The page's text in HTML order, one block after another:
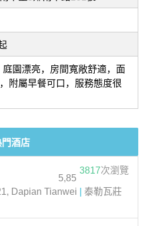
園漂亮，房間寬敞舒適，面
附屬早餐可口，服務態度很
門酒店
3817次瀏覽
5,85
Dapian Tianwei
泰勒瓦莊